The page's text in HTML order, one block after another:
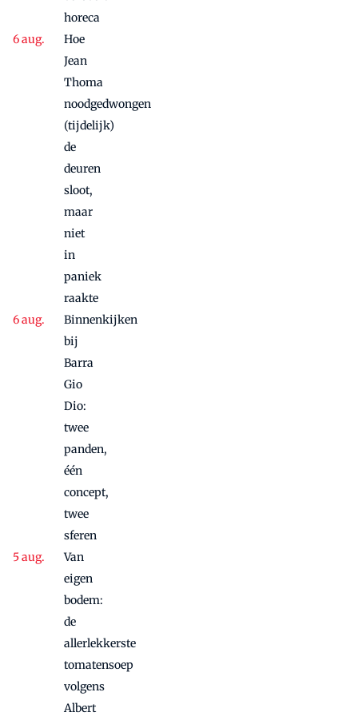
horeca
Hoe
Jean
Thoma
noodgedwongen
(tijdelijk)
de
deuren
sloot,
maar
niet
in
paniek
raakte
Binnenkijken
bij
Barra
Gio
Dio:
twee
panden,
één
concept,
twee
sferen
Van
eigen
bodem:
de
allerlekkerste
tomatensoep
volgens
Albert